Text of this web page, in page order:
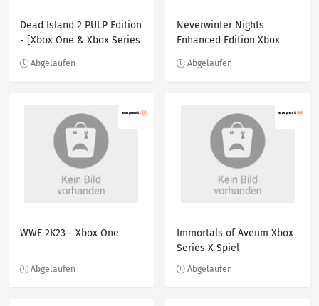
Dead Island 2 PULP Edition
- [Xbox One & Xbox Series
Neverwinter Nights
Enhanced Edition Xbox
WWE 2K23 - Xbox One
Immortals of Aveum Xbox
Series X Spiel